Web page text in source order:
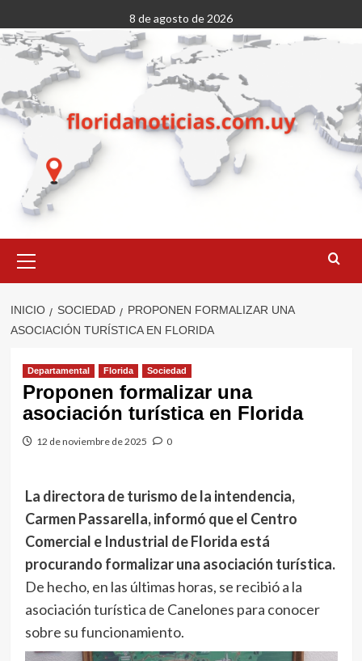
al
contenido
8 de agosto de 2026
primario
INICIO SOCIEDAD
PROPONEN FORMALIZAR UNA
ASOCIACIÓN TURÍSTICA EN FLORIDA
Departamental Florida Sociedad
Proponen formalizar una
asociación turística en Florida
12 de noviembre de 2025 0
La directora de turismo de la intendencia,
Carmen Passarella, informó que el Centro
Comercial e Industrial de Florida está
procurando formalizar una asociación turística.
De hecho, en las últimas horas, se recibió a la
asociación turística de Canelones para conocer
sobre su funcionamiento.